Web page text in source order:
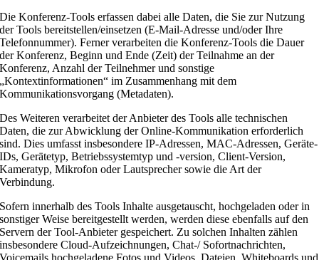
Die Konferenz-Tools erfassen dabei alle Daten, die Sie zur Nutzung
der Tools bereitstellen/einsetzen (E-Mail-Adresse und/oder Ihre
Telefonnummer). Ferner verarbeiten die Konferenz-Tools die Dauer
der Konferenz, Beginn und Ende (Zeit) der Teilnahme an der
Konferenz, Anzahl der Teilnehmer und sonstige
„Kontextinformationen“ im Zusammenhang mit dem
Kommunikationsvorgang (Metadaten).
Des Weiteren verarbeitet der Anbieter des Tools alle technischen
Daten, die zur Abwicklung der Online-Kommunikation erforderlich
sind. Dies umfasst insbesondere IP-Adressen, MAC-Adressen, Geräte-
IDs, Gerätetyp, Betriebssystemtyp und -version, Client-Version,
Kameratyp, Mikrofon oder Lautsprecher sowie die Art der
Verbindung.
Sofern innerhalb des Tools Inhalte ausgetauscht, hochgeladen oder in
sonstiger Weise bereitgestellt werden, werden diese ebenfalls auf den
Servern der Tool-Anbieter gespeichert. Zu solchen Inhalten zählen
insbesondere Cloud-Aufzeichnungen, Chat-/ Sofortnachrichten,